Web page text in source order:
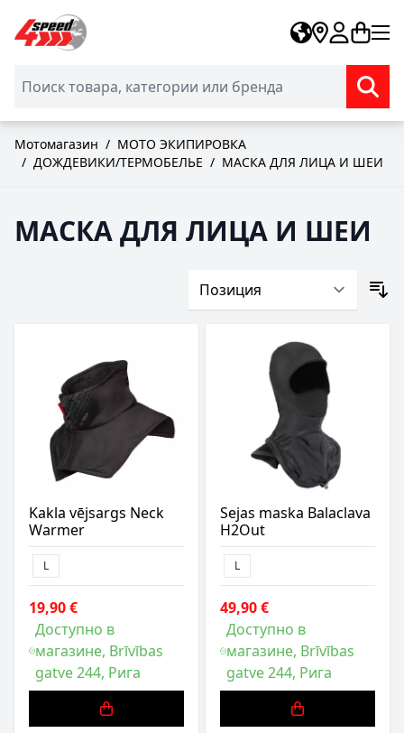
Skip to Content
Мотомагазин / МОТО ЭКИПИРОВКА
/ ДОЖДЕВИКИ/ТЕРМОБЕЛЬЕ / МАСКА ДЛЯ ЛИЦА И ШЕИ
МАСКА ДЛЯ ЛИЦА И ШЕИ
Kakla vējsargs Neck
Warmer
L
19,90 €
Доступно в
магазине, Brīvības
gatve 244, Рига
Sejas maska Balaclava
H2Out
L
49,90 €
Доступно в
магазине, Brīvības
gatve 244, Рига